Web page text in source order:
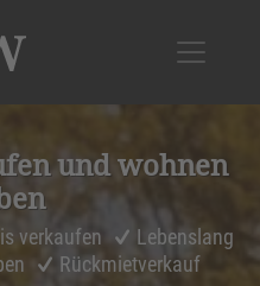
und wohnen
verkaufen
Lebenslang
Rückmietverkauf